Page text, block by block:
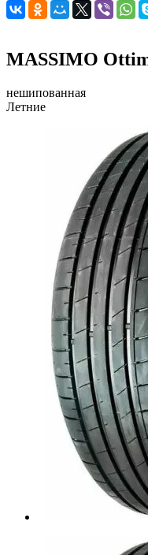
MASSIMO
нешипованная
Летние